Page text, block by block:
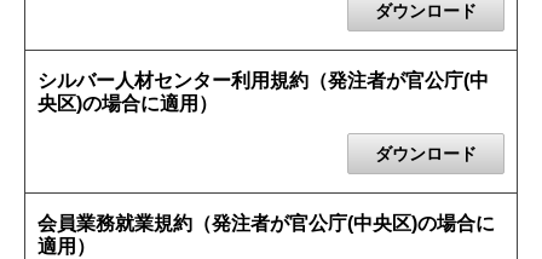
ダウンロード
シルバー人材センター利用規約（発注者が官公庁(中
央区)の場合に適用）
ダウンロード
会員業務就業規約（発注者が官公庁(中央区)の場合に
適用）